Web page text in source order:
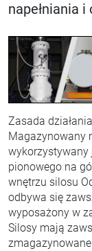
napełniania
Zasada
Magazynowany
wykorzystywany
pionowego na
wnętrzu silosu
odbywa się
wyposażony w
Silosy mają